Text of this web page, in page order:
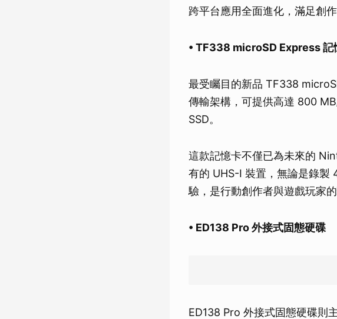
跨平台應用全面進化，滿足創
• TF338 microSD Express 記
最受矚目的新品 TF338
傳輸架構，可提供高達 800
SSD。
這款記憶卡不僅已為未來的
有的 UHS-I 裝置，無論是錄製
驗，是行動創作者與遊戲玩家的
• ED138 Pro 外接式固態硬碟
ED138 Pro 外接式固態硬碟則